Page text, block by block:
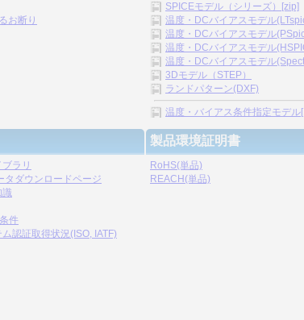
お断り
SPICEモデル（シリーズ）[zip]
温度・DCバイアスモデル
温度・DCバイアスモデル
温度・DCバイアスモデル
温度・DCバイアスモデル
3Dモデル（STEP）
ランドパターン(DXF)
温度・バイアス条件指定モデル
ラリ
タダウンロードページ
識
件
認証取得状況(ISO, IATF)
製品環境証明書
RoHS(単品)
REACH(単品)